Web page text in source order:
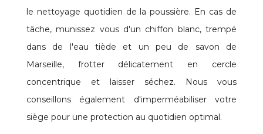
le nettoyage quotidien de la poussière. En cas de
tâche, munissez vous d'un chiffon blanc, trempé
dans de l'eau tiède et un peu de savon de
Marseille, frotter délicatement en cercle
concentrique et laisser séchez. Nous vous
conseillons également d'imperméabiliser votre
siège pour une protection au quotidien optimal.